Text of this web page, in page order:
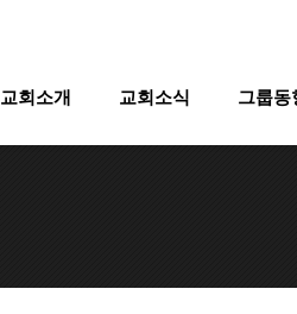
교회소개 교회소식 그룹동